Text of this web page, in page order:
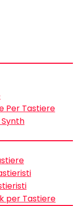
Per Tastiere
per Tastiere